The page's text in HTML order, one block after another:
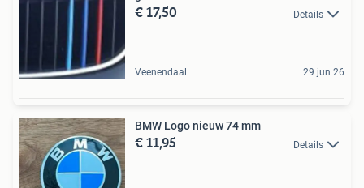
€ 17,50 Details
Veenendaal 29 jun 26
BMW Logo nieuw 74 mm
€ 11,95 Details